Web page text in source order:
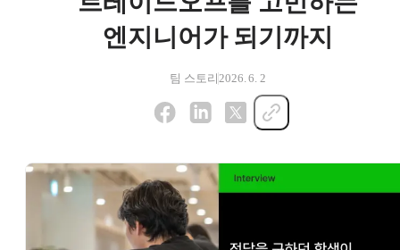
엔지니어가 되기까지
팀 스토리 2026. 6. 2